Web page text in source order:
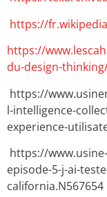
https://
https://
du-design-
https://
l-intelligence-
experience-
https://
episode-5-j-ai-
california.N567654